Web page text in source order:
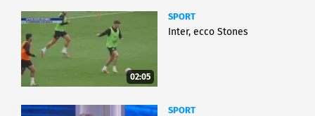
02:05
SPORT
Inter, ecco Stones
SPORT